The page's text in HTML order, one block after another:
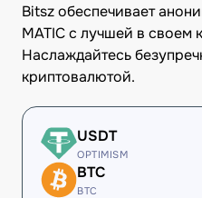
Bitsz обеспечивает
MATIC с лучшей в своем
Наслаждайтесь
криптовалютой.
USDT
OPTIMISM
BTC
BTC